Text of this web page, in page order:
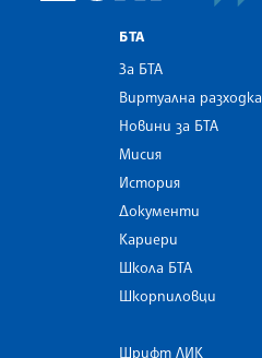
БТА
За БТА
Виртуална разходка
Новини за БТА
Мисия
История
Документи
Кариери
Школа БТА
Шкорпиловци
Шрифт ЛИК